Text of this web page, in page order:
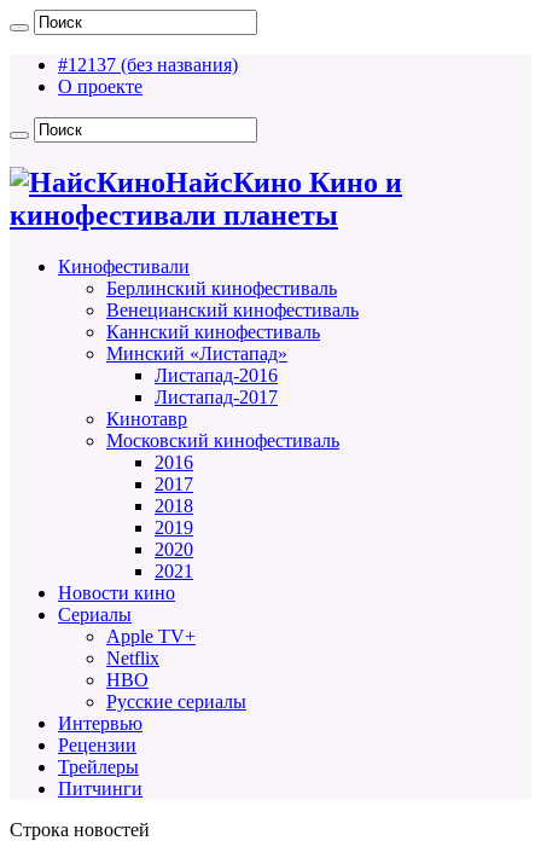
#12137 (без названия)
О проекте
НайсКино Кино и
кинофестивали планеты
Кинофестивали
Берлинский кинофестиваль
Венецианский кинофестиваль
Каннский кинофестиваль
Минский «Листапад»
Листапад-2016
Листапад-2017
Кинотавр
Московский кинофестиваль
2016
2017
2018
2019
2020
2021
Новости кино
Сериалы
Apple TV+
Netflix
HBO
Русские сериалы
Интервью
Рецензии
Трейлеры
Питчинги
Строка новостей